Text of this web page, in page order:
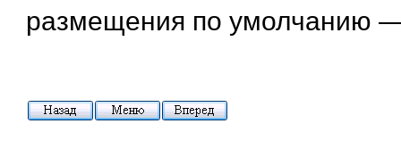
размещения по умолчанию